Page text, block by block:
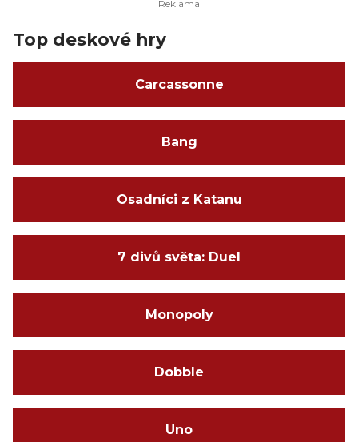
Top deskové hry
Carcassonne
Bang
Osadníci z Katanu
7 divů světa: Duel
Monopoly
Dobble
Uno